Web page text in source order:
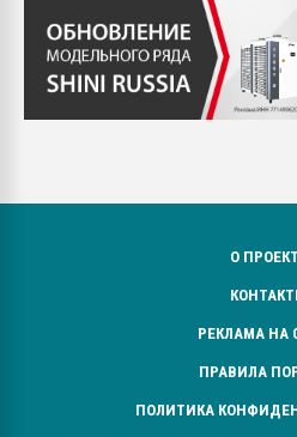
О
РЕКЛАМА НА
ПРАВИЛА
ПОЛИТИКА